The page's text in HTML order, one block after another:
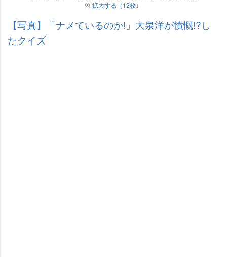
拡大する（12枚）
【写真】「ナメているのか!」大泉洋が憤慨!?し
たクイズ